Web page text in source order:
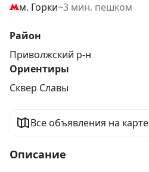
м. Горки~3 мин. пешком
Район
Приволжский р-н
Ориентиры
Сквер Славы
Все объявления на карте
Описание